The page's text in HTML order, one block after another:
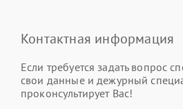
Контактная информация
Если требуется задать вопрос
свои данные и дежурный
проконсультирует Вас!